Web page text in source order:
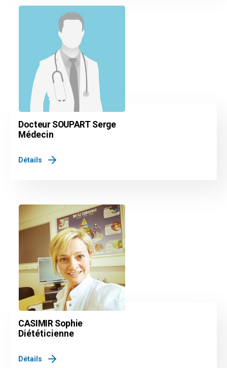
Docteur SOUPART Serge
Médecin
Détails
CASIMIR Sophie
Diététicienne
Détails